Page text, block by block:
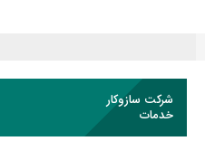
شرکت سازوکار
خدمات